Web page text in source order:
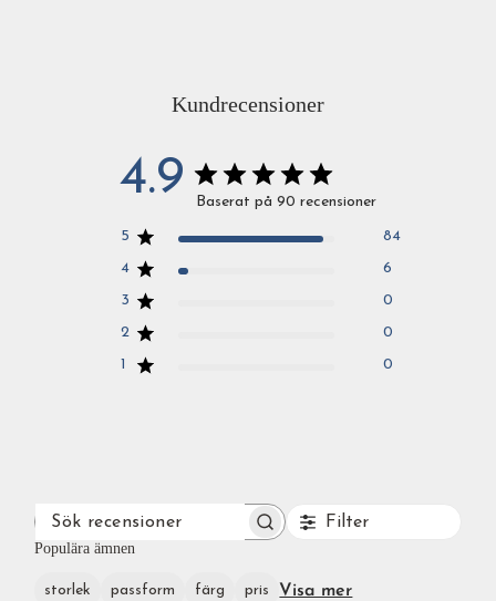
Kundrecensioner
4.9 Baserat på 90 recensioner
5
84
4
6
3
0
2
0
1
0
SÖK
RECENSIONER
Filter
Populära ämnen
storlek passform färg pris Visa mer